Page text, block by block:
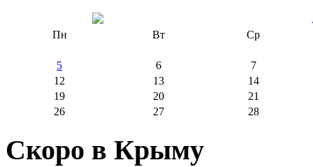
Пн
Вт Ср
5 6
7
12
13
14
19
20
21
26
27 28
Скоро в Крыму